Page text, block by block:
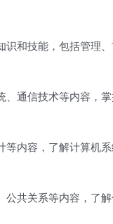
和技能，包括管理
通信技术等内容，
内容，了解计算机
共关系等内容，了